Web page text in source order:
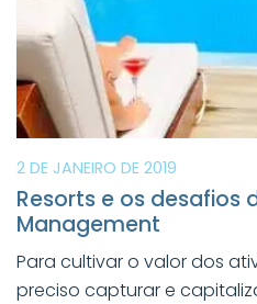
2 DE JANEIRO DE 2019
Resorts e os desafios
Management
Para cultivar o valor dos
preciso capturar e